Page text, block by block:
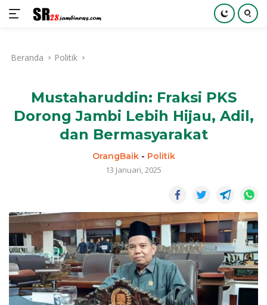
kontenBeranda Politik
Mustaharuddin: Fraksi PKS
Dorong Jambi Lebih Hijau, Adil,
dan Bermasyarakat
OrangBaik- Politik
13 Januari, 2025